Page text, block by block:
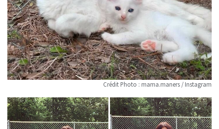
Crédit Photo : mama.maners / Instagram